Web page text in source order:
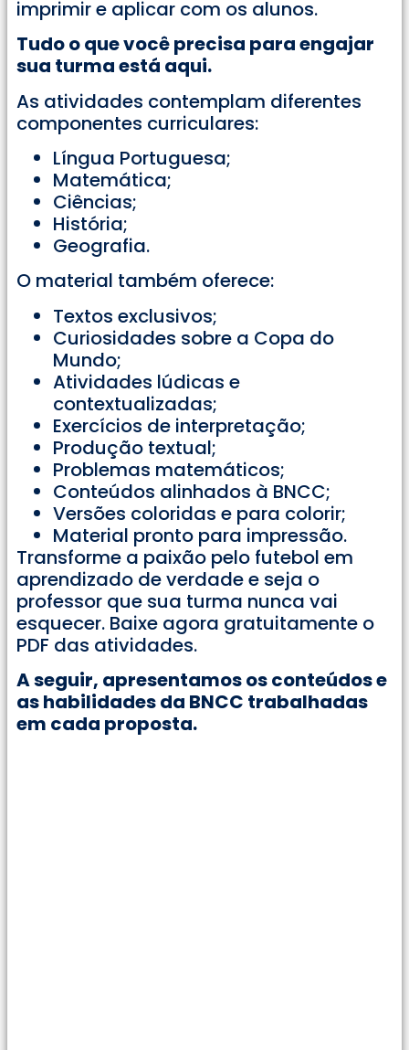
imprimir e aplicar com os alunos.
Tudo o que você precisa para engajar
sua turma está aqui.
As atividades contemplam diferentes
componentes curriculares:
Língua Portuguesa;
Matemática;
Ciências;
História;
Geografia.
O material também oferece:
Textos exclusivos;
Curiosidades sobre a Copa do
Mundo;
Atividades lúdicas e
contextualizadas;
Exercícios de interpretação;
Produção textual;
Problemas matemáticos;
Conteúdos alinhados à BNCC;
Versões coloridas e para colorir;
Material pronto para impressão.
Transforme a paixão pelo futebol em
aprendizado de verdade e seja o
professor que sua turma nunca vai
esquecer. Baixe agora gratuitamente o
PDF das atividades.
A seguir, apresentamos os conteúdos e
as habilidades da BNCC trabalhadas
em cada proposta.